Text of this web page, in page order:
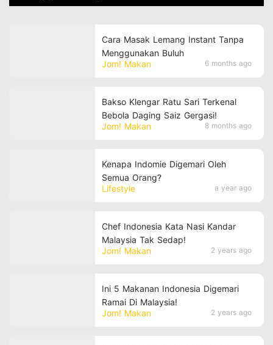
Jom! Makan 6 months ago
Cara Masak Lemang Instant Tanpa
Menggunakan Buluh
Jom! Makan 8 months ago
Bakso Klengar Ratu Sari Terkenal
Bebola Daging Saiz Gergasi!
Lifestyle a year ago
Kenapa Indomie Digemari Oleh
Semua Orang?
Jom! Makan 2 years ago
Chef Indonesia Kata Nasi Kandar
Malaysia Tak Sedap!
Jom! Makan 2 years ago
Ini 5 Makanan Indonesia Digemari
Ramai Di Malaysia!